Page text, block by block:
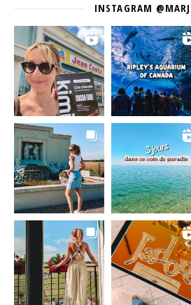
INSTAGRAM